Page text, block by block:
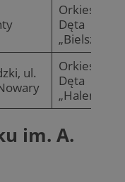
Orkiestra
Dęta
ul.
Orkiestra
Dęta
„Halemba”
im. A.